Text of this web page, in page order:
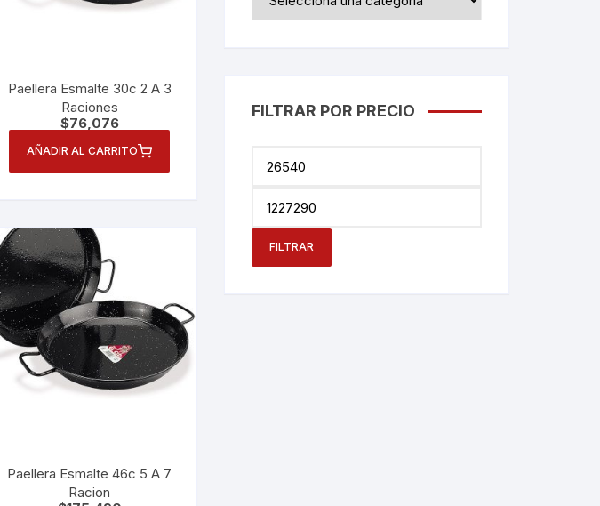
Paellera Esmalte 30c 2 A 3
Raciones
$76,076
AÑADIR AL CARRITO
Paellera Esmalte 46c 5 A 7
Racion
FILTRAR POR PRECIO
FILTRAR